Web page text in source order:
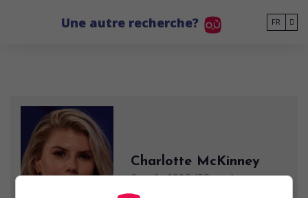
Une autre recherche? FR
Charlotte McKinney
6 août 1993 (33 ans)